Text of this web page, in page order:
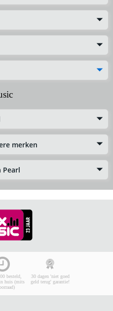
merken
Pearl
besteld,
huis (mits
30 dagen 'niet goed
geld terug' garantie!